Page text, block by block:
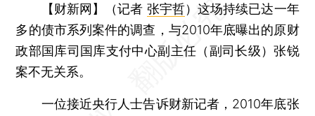
【财新网】（记者 张宇哲） 这场持续已达一年
多的债市系列案件的调查，与2010年底曝出的原财
政部国库司国库支付中心副主任（副司长级）张锐
案不无关系。
一位接近央行人士告诉财新记者，2010年底张